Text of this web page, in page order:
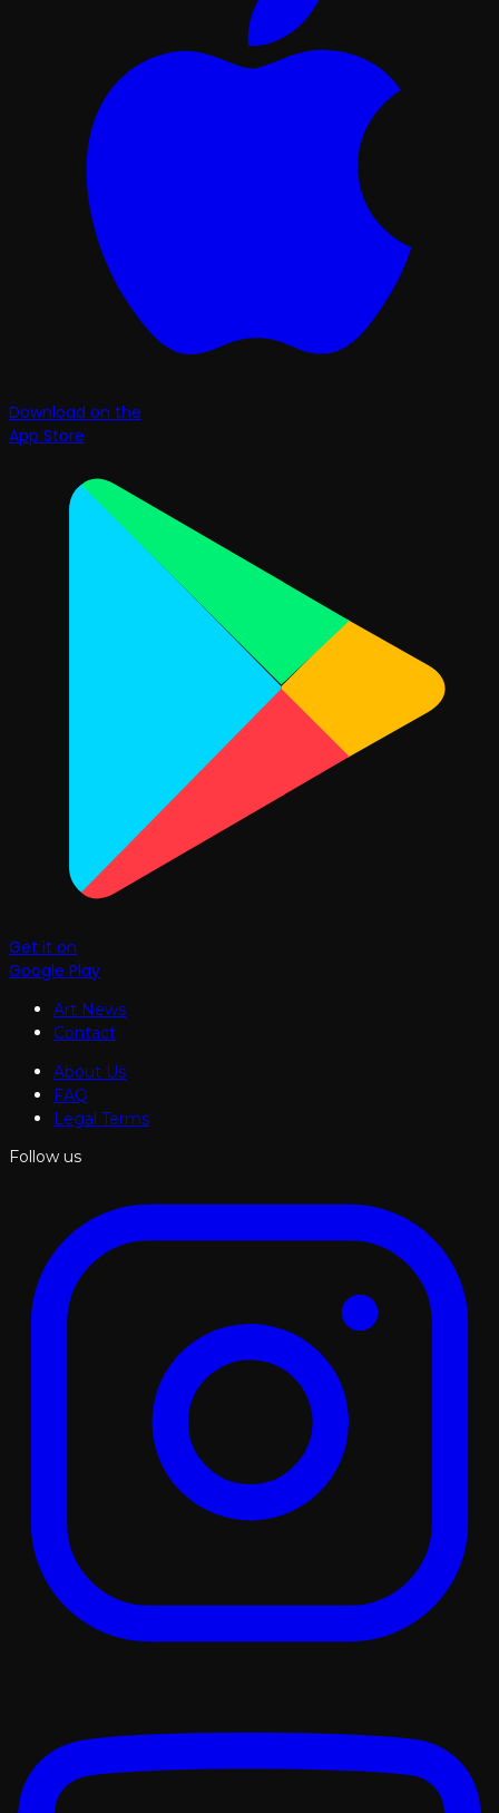
Download on the
App Store
Get it on
Google Play
Art News
Contact
About Us
FAQ
Legal Terms
Follow us